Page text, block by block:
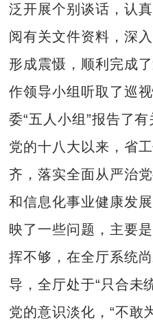
泛开展个别谈话，认
阅有关文件资料，深
形成震慑，顺利完成
作领导小组听取了巡
委“五人小组”报告了
党的十八大以来，省
齐，落实全面从严治
和信息化事业健康发
映了一些问题，主要
挥不够，在全厅系统
导，全厅处于“只合未
党的意识淡化，“不敢